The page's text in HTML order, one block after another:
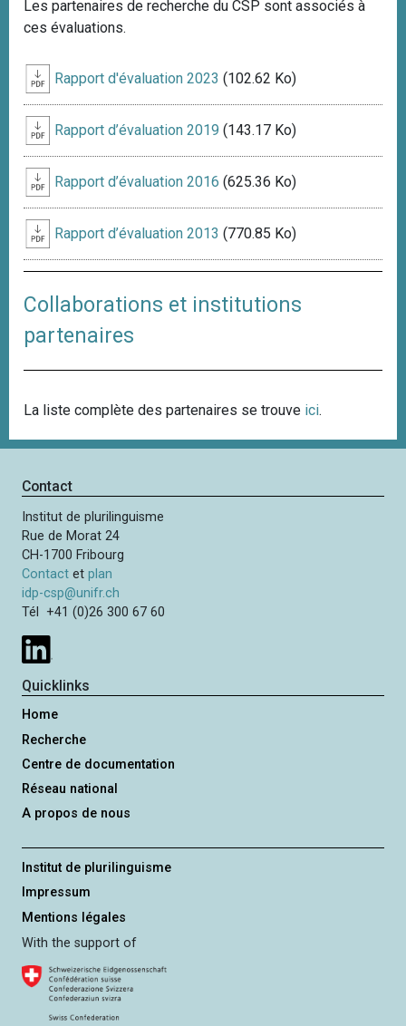
Les partenaires de recherche du CSP sont associés à
ces évaluations.
Rapport d'évaluation 2023 (102.62 Ko)
Rapport d’évaluation 2019 (143.17 Ko)
Rapport d’évaluation 2016 (625.36 Ko)
Rapport d’évaluation 2013 (770.85 Ko)
Collaborations et institutions
partenaires
La liste complète des partenaires se trouve ici.
Contact
Institut de plurilinguisme
Rue de Morat 24
CH-1700 Fribourg
Contact etplan
idp-csp@unifr.ch
Tél +41 (0)26 300 67 60
Quicklinks
Home
Recherche
Centre de documentation
Réseau national
A propos de nous
Institut de plurilinguisme
Impressum
Mentions légales
With the support of